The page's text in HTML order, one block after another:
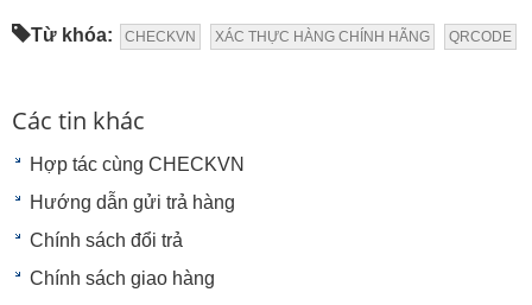
Từ khóa: CHECKVN XÁC THỰC HÀNG CHÍNH HÃNG QRCODE
Các tin khác
Hợp tác cùng CHECKVN
Hướng dẫn gửi trả hàng
Chính sách đổi trả
Chính sách giao hàng